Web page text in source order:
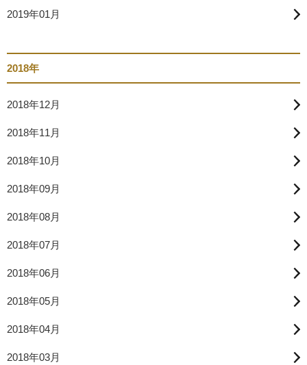
2019年01月
2018年
2018年12月
2018年11月
2018年10月
2018年09月
2018年08月
2018年07月
2018年06月
2018年05月
2018年04月
2018年03月